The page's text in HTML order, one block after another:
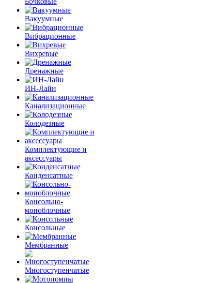
Вакуумные
Вибрационные
Вихревые
Дренажные
ИН-Лайн
Канализационные
Колодезные
Комплектующие и
аксессуары
Конденсатные
Консольно-
моноблочные
Консольные
Мембранные
Многоступенчатые